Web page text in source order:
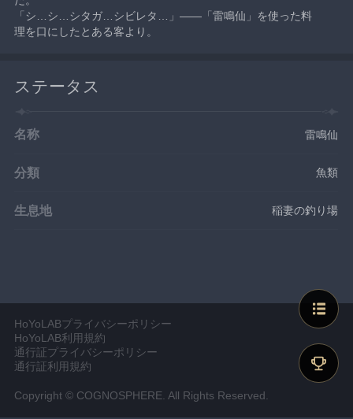
「シ…シ…シタガ…シビレタ…」——「雷鳴仙」を使った料
理を口にしたとある客より。
ステータス
名称 雷鳴仙
分類 魚類
生息地 稲妻の釣り場
HoYoLABプライバシーポリシー
HoYoLAB利用規約
通行証プライバシーポリシー
通行証利用規約
Copyright © COGNOSPHERE. All Rights Reserved.